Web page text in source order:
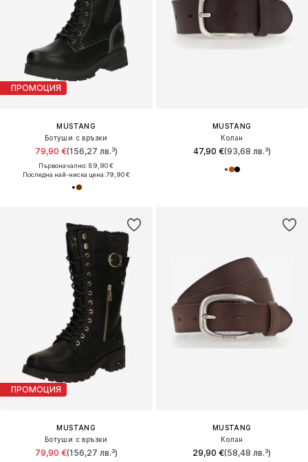
ПРОМОЦИЯ
MUSTANG
Ботуши с връзки
79,90 €(156,27 лв.³)
Първоначално: 89,90 €
Последна най-ниска цена:79,90 €
MUSTANG
Колан
47,90 €(93,68 лв.³)
ПРОМОЦИЯ
MUSTANG
Ботуши с връзки
79,90 €(156,27 лв.³)
MUSTANG
Колан
29,90 €(58,48 лв.³)